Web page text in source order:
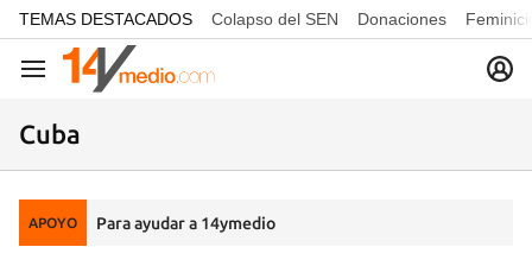
common.go-to-content
TEMAS DESTACADOS Colapso del SEN Donaciones
Navegación
Cuba
APOYO Para ayudar a 14ymedio